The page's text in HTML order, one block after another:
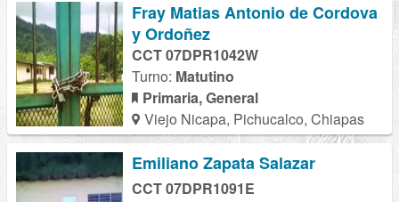
Fray Matias Antonio de Cordova
y Ordoñez
CCT 07DPR1042W
Turno: Matutino
Primaria, General
Viejo Nicapa, Pichucalco, Chiapas
Emiliano Zapata Salazar
CCT 07DPR1091E